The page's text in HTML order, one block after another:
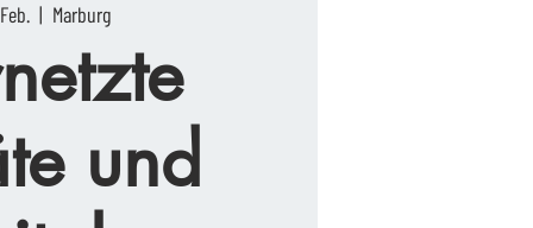
  |
Marburg
und